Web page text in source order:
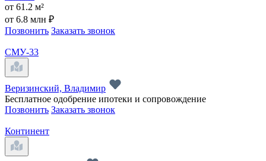
от 61.2 м²
от 6.8 млн ₽
Позвонить Заказать звонок
СМУ-33
Веризинский, Владимир
Бесплатное одобрение ипотеки и сопровождение
Позвонить Заказать звонок
Континент